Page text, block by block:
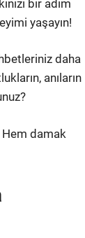
bir adım
yaşayın!
daha
anıların
Hem damak